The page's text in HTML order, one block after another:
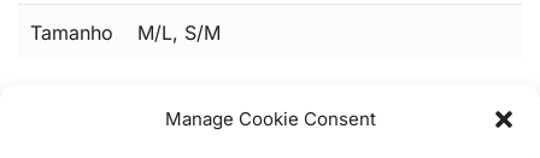
Manage Cookie Consent
Tamanho M/L, S/M